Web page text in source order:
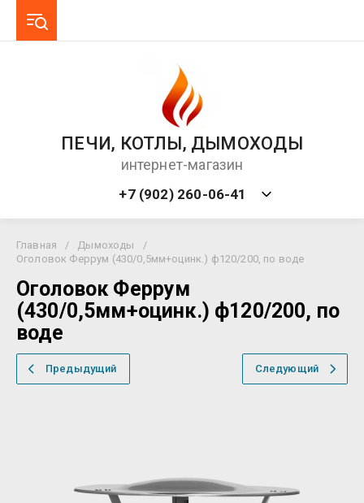
ПЕЧИ, КОТЛЫ, ДЫМОХОДЫ
интернет-магазин
+7 (902) 260-06-41
Главная / Дымоходы
/
Оголовок Феррум (430/0,5мм+оцинк.) ф120/200, по воде
Оголовок Феррум
(430/0,5мм+оцинк.) ф120/200, по
воде
Предыдущий Следующий